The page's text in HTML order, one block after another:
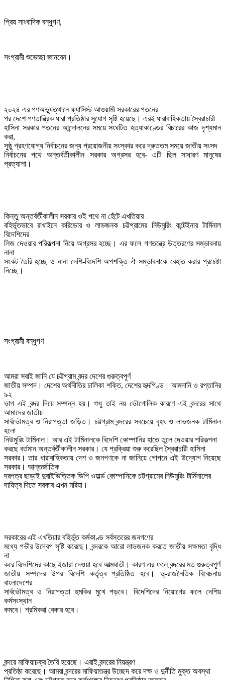
প্রিয় সাংবাদিক বন্ধুগণ,
সংগ্রামী শুভেচ্ছা জানবেন।
২০২৪ এর গণঅভ্যুত্থানে ফ্যাসিস্ট আওয়ামী সরকারের পতনের
পর দেশে গণতান্ত্রিক ধারা প্রতিষ্ঠার সুযোগ সৃষ্টি হয়েছে। এরই ধারাবাহিকতায় স্বৈরাচারী
হাসিনা সরকার পতনের আন্দোলনের সময়ে সংঘটিত হত্যাকাণ্ডের বিচারের কাজ দৃশ্যমান
করা,
সুষ্ঠু গ্রহণযোগ্য নির্বাচনের জন্য প্রয়োজনীয় সংস্কার করে দ্রুততম সময়ে জাতীয় সংসদ
নির্বাচনের পথে অন্তর্বর্তীকালীন সরকার অগ্রসর হবে- এটি ছিল সাধারণ মানুষের
প্রত্যাশা।
কিন্তু অন্তর্বর্তীকালীন সরকার ওই পথে না হেঁটে এখতিয়ার
বহির্ভূতভাবে রাখাইনে করিডোর ও লাভজনক চট্টগ্রামের নিউমুরিং কন্টেইনার টার্মিনাল
বিদেশিদের
লিজ দেওয়ার পরিকল্পনা নিয়ে অগ্রসর হচ্ছে। এর ফলে গণতন্ত্রে উত্তরণের সম্ভাবনায়
নানা
সংকট তৈরি হচ্ছে ও নানা দেশি-বিদেশি অপশক্তি ঐ সম্ভাবনাকে বেহাত করার প্রচেষ্টা
নিচ্ছে।
সংগ্রামী বন্ধুগণ
আমরা সবাই জানি যে চট্টগ্রাম বন্দর দেশের গুরুত্বপূর্ণ
জাতীয় সম্পদ। দেশের অর্থনীতির চালিকা শক্তি, দেশের হৃদপিণ্ড। আমদানি ও রপ্তানির
৯২
ভাগ এই বন্দর দিয়ে সম্পন্ন হয়। শুধু তাই নয় ভৌগোলিক কারণে এই বন্দরের সাথে
আমাদের জাতীয়
সার্বভৌমত্ব ও নিরাপত্তা জড়িত। চট্টগ্রাম বন্দরের সবচেয়ে বৃহৎ ও লাভজনক টার্মিনাল
হলো
নিউমুরিং টার্মিনাল। আর এই টার্মিনালকে বিদেশি কোম্পানির হাতে তুলে দেওয়ার পরিকল্পনা
করছে বর্তমান অন্তর্বর্তীকালীন সরকার। যে প্রক্রিয়া শুরু করেছিল স্বৈরাচারী হাসিনা
সরকার। তার ধারাবাহিকতায় দেশ ও জনগণকে না জানিয়ে গোপনে এই উদ্যোগ নিয়েছে
সরকার। আন্তর্জাতিক
দরপত্র ছাড়াই দুবাইভিত্তিক ডিপি ওয়ার্ল্ড কোম্পানিকে চট্টগ্রামের নিউমুরিং টার্মিনালের
দায়িত্ব দিতে সরকার এখন মরিয়া।
সরকারের এই এখতিয়ার বহির্ভূত কর্মকাণ্ড সর্বস্তরের জনগণের
মধ্যে গভীর উদ্বেগ সৃষ্টি করেছে। বন্দরকে আরো লাভজনক করতে জাতীয় সক্ষমতা বৃদ্ধি
না
করে বিদেশিদের কাছে ইজারা দেওয়া হবে আত্মঘাতী। কারণ এর ফলে বন্দরের মত গুরুত্বপূর্ণ
জাতীয় সম্পদের উপর বিদেশি কর্তৃত্ব প্রতিষ্ঠিত হবে। ভূ-রাজনৈতিক বিবেচনায়
বাংলাদেশের
সার্বভৌমত্ব ও নিরাপত্তা হুমকির মুখে পড়বে। বিদেশিদের নিয়োগের ফলে দেশিয়
কর্মসংস্থান
কমবে। শ্রমিকরা বেকার হবে।
বন্দরে মাফিয়াচক্র তৈরি হয়েছে। এরাই বন্দরের নিয়ন্ত্রণ
প্রতিষ্ঠা করেছে। আমরা বন্দরের মাফিয়াতন্ত্র উচ্ছেদ করে দক্ষ ও দুর্নীতি মুক্ত অবস্থা